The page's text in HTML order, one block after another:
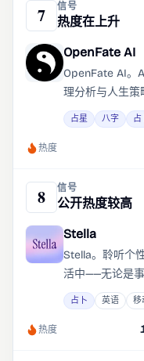
7 信号
热度在上升
OpenFate AI
OpenFate AI。
理分析与人生
字、紫微斗数与
占星 八字 占
热度
8 信号
公开热度较高
Stella
Stella。聆听个
活中——无论是
裕还是个人成长
的意图和目标专
占卜 英语 移
热度